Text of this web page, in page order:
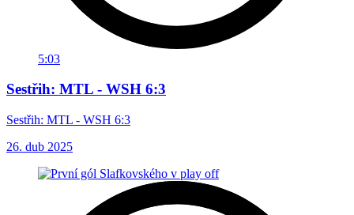
5:03
Sestřih: MTL - WSH 6:3
Sestřih: MTL - WSH 6:3
26. dub 2025